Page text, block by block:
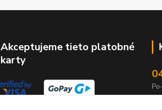
Akceptujeme tieto platobné
karty